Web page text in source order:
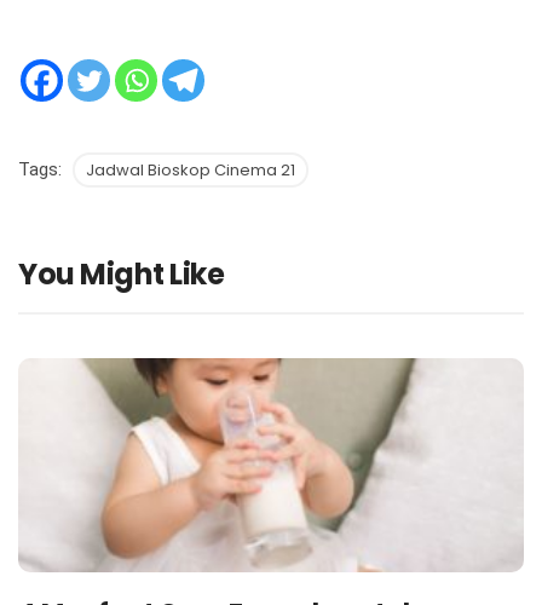
Tags: Jadwal Bioskop Cinema 21
You Might Like